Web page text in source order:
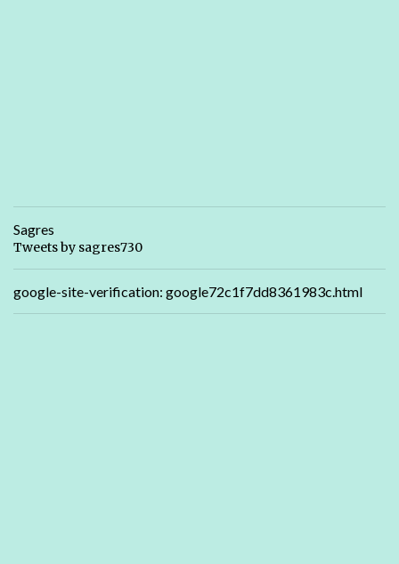
Sagres
Tweets by sagres730
google-site-verification: google72c1f7dd8361983c.html